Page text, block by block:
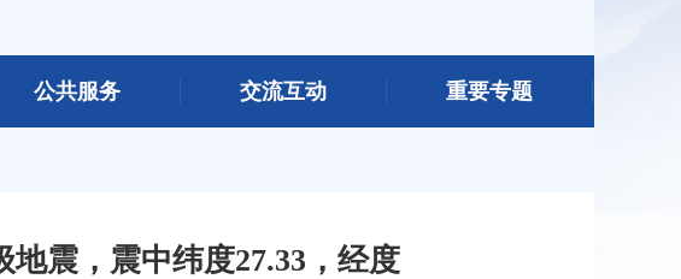
公共服务 交流互动 重要专题
地震，震中纬度27.33，经度